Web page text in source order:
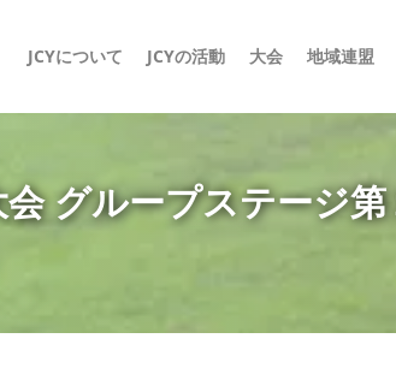
JCYについて JCYの活動 大会 地域連盟
グループステージ